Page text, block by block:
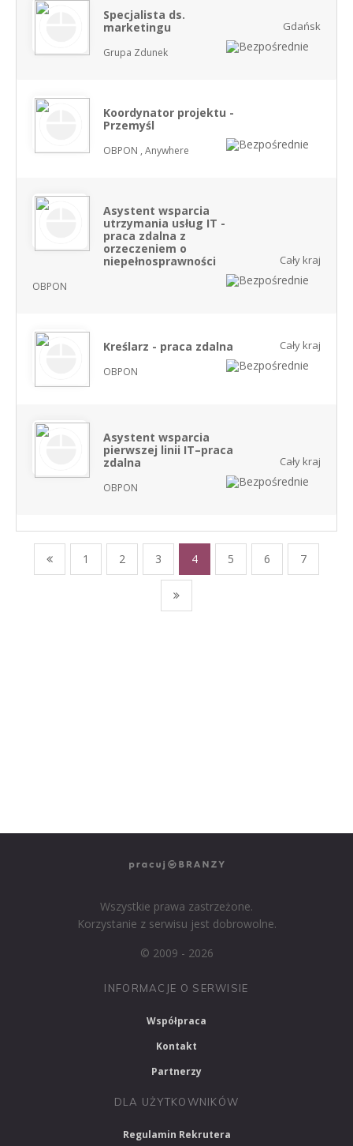
Specjalista ds.
marketingu
Grupa Zdunek
Gdańsk
Koordynator projektu -
Przemyśl
OBPON , Anywhere
Asystent wsparcia
utrzymania usług IT -
praca zdalna z
orzeczeniem o
niepełnosprawności
OBPON
Cały kraj
Kreślarz - praca zdalna
OBPON
Cały kraj
Asystent wsparcia
pierwszej linii IT–praca
zdalna
OBPON
Cały kraj
1 2 3 4 5 6 7
Wszystkie prawa zastrzeżone.
Korzystanie z serwisu jest dobrowolne.
© 2009 - 2026
INFORMACJE O SERWISIE
Współpraca
Kontakt
Partnerzy
DLA UŻYTKOWNIKÓW
Regulamin Rekrutera